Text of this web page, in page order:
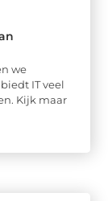
we
IT veel
Kijk maar